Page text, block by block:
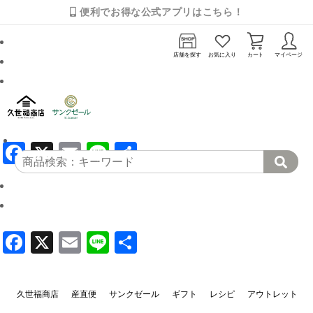
便利でお得な公式アプリはこちら！
Facebook
X Email
Line共有
店舗を探す お気に入り カート マイページ
Facebook
X Email
Line
久世福商店 産直便 サンクゼール ギフト レシピ アウトレット